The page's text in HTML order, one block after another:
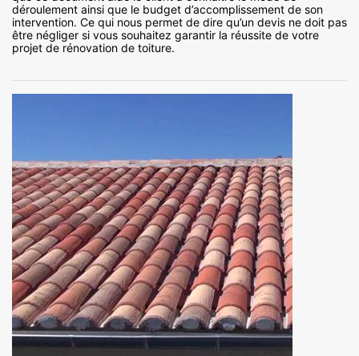
déroulement ainsi que le budget d’accomplissement de son
intervention. Ce qui nous permet de dire qu’un devis ne doit pas
être négliger si vous souhaitez garantir la réussite de votre
projet de rénovation de toiture.